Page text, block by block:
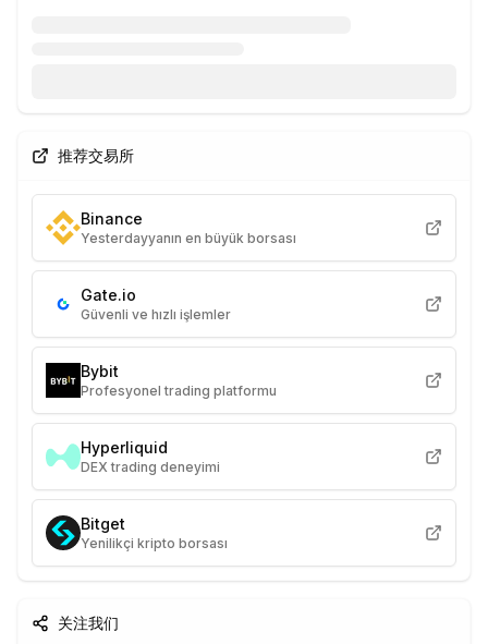
推荐交易所
Binance
Yesterdayyanın en büyük borsası
Gate.io
Güvenli ve hızlı işlemler
Bybit
Profesyonel trading platformu
Hyperliquid
DEX trading deneyimi
Bitget
Yenilikçi kripto borsası
关注我们